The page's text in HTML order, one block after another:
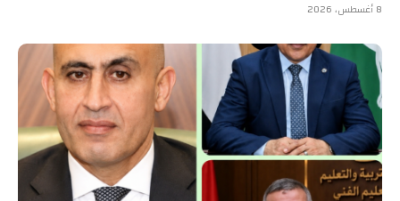
8 أغسطس، 2026